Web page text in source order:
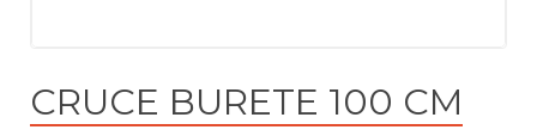
CRUCE BURETE 100 CM